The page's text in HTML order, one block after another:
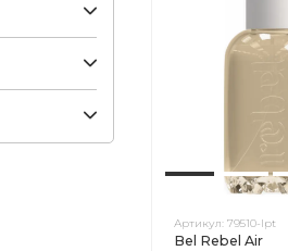
Артикул:79510-lpt
Bel Rebel Air